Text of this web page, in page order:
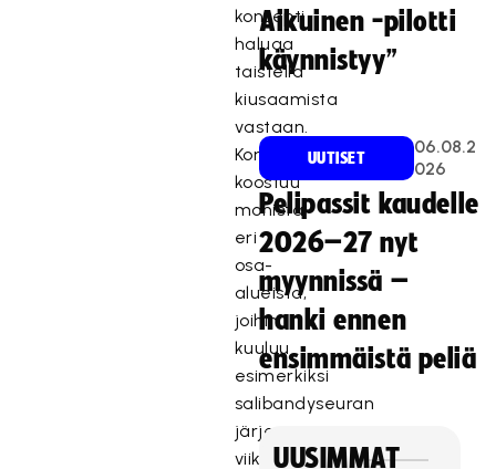
konsepti
haluaa
taistella
kiusaamista
vastaan.
Konsepti
koostuu
monista
eri
osa-
alueista,
joihin
kuuluu
esimerkiksi
salibandyseuran
järjestämät
viikoittaiset
Aikuinen -pilotti
käynnistyy”
UUTISET
06.08.2
026
Pelipassit kaudelle
2026–27 nyt
myynnissä –
hanki ennen
ensimmäistä peliä
UUSIMMAT